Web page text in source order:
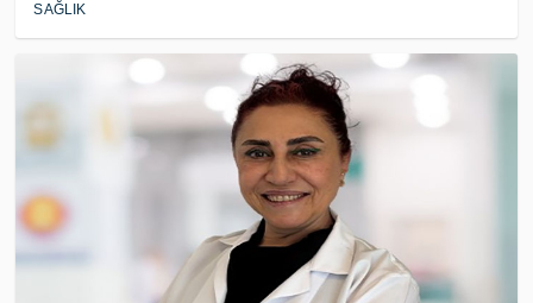
SAĞLIK